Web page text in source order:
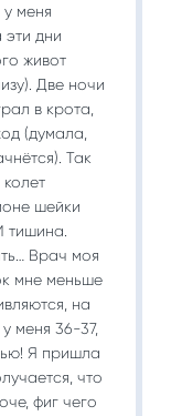
меня
эти дни
живот
Две ночи
в крота,
(думала,
Так
шейки
тишина.
Врач моя
мне меньше
на
меня 36-37,
Я пришла
что
фиг чего